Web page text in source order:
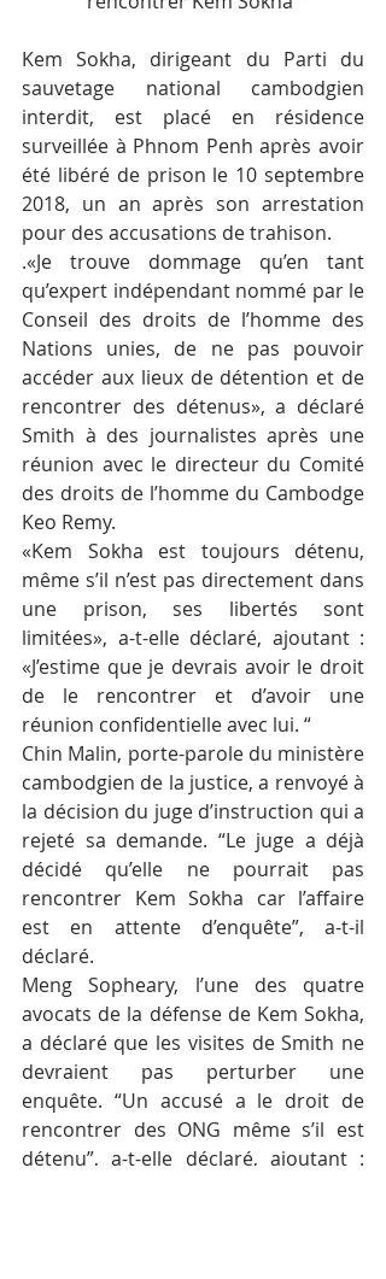
Kem Sokha, dirigeant du Parti du
sauvetage national cambodgien
interdit, est placé en résidence
surveillée à Phnom Penh après avoir
été libéré de prison le 10 septembre
2018, un an après son arrestation
pour des accusations de trahison.
.«Je trouve dommage qu’en tant
qu’expert indépendant nommé par le
Conseil des droits de l’homme des
Nations unies, de ne pas pouvoir
accéder aux lieux de détention et de
rencontrer des détenus», a déclaré
Smith à des journalistes après une
réunion avec le directeur du Comité
des droits de l’homme du Cambodge
Keo Remy.
«Kem Sokha est toujours détenu,
même s’il n’est pas directement dans
une prison, ses libertés sont
limitées», a-t-elle déclaré, ajoutant :
«J’estime que je devrais avoir le droit
de le rencontrer et d’avoir une
réunion confidentielle avec lui. “
Chin Malin, porte-parole du ministère
cambodgien de la justice, a renvoyé à
la décision du juge d’instruction qui a
rejeté sa demande. “Le juge a déjà
décidé qu’elle ne pourrait pas
rencontrer Kem Sokha car l’affaire
est en attente d’enquête”, a-t-il
déclaré.
Meng Sopheary, l’une des quatre
avocats de la défense de Kem Sokha,
a déclaré que les visites de Smith ne
devraient pas perturber une
enquête. “Un accusé a le droit de
rencontrer des ONG même s’il est
détenu”, a-t-elle déclaré, ajoutant :